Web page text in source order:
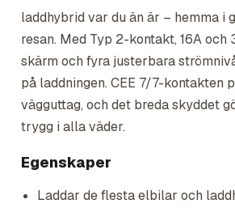
laddhybrid var du än är – hemma i
resan. Med Typ 2-kontakt, 16A och
skärm och fyra justerbara
på laddningen. CEE 7/7-kontakten
vägguttag, och det breda skyddet
trygg i alla väder.
Egenskaper
Laddar de flesta elbilar och